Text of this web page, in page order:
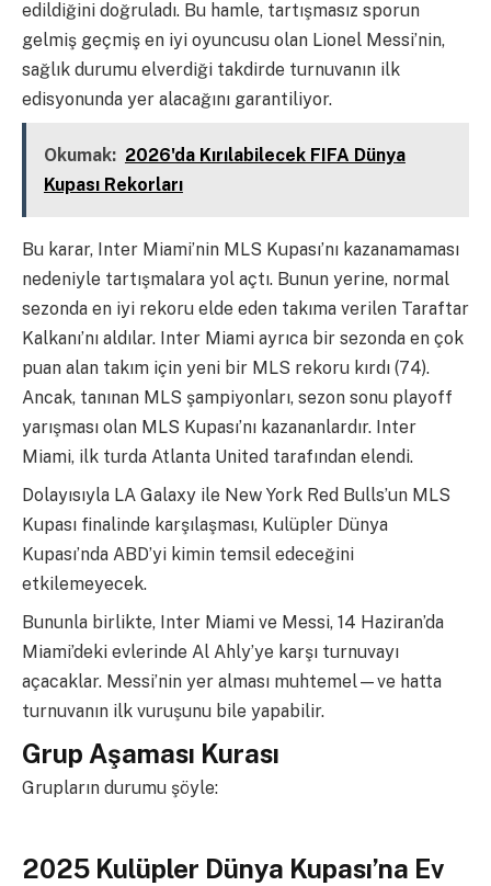
edildiğini doğruladı. Bu hamle, tartışmasız sporun
gelmiş geçmiş en iyi oyuncusu olan Lionel Messi’nin,
sağlık durumu elverdiği takdirde turnuvanın ilk
edisyonunda yer alacağını garantiliyor.
Okumak: 2026'da Kırılabilecek FIFA Dünya
Kupası Rekorları
Bu karar, Inter Miami’nin MLS Kupası’nı kazanamaması
nedeniyle tartışmalara yol açtı. Bunun yerine, normal
sezonda en iyi rekoru elde eden takıma verilen Taraftar
Kalkanı’nı aldılar. Inter Miami ayrıca bir sezonda en çok
puan alan takım için yeni bir MLS rekoru kırdı (74).
Ancak, tanınan MLS şampiyonları, sezon sonu playoff
yarışması olan MLS Kupası’nı kazananlardır. Inter
Miami, ilk turda Atlanta United tarafından elendi.
Dolayısıyla LA Galaxy ile New York Red Bulls’un MLS
Kupası finalinde karşılaşması, Kulüpler Dünya
Kupası’nda ABD’yi kimin temsil edeceğini
etkilemeyecek.
Bununla birlikte, Inter Miami ve Messi, 14 Haziran’da
Miami’deki evlerinde Al Ahly’ye karşı turnuvayı
açacaklar. Messi’nin yer alması muhtemel—ve hatta
turnuvanın ilk vuruşunu bile yapabilir.
Grup Aşaması Kurası
Grupların durumu şöyle:
2025 Kulüpler Dünya Kupası’na Ev